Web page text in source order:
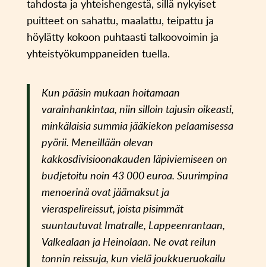
tahdosta ja yhteishengestä, sillä nykyiset
puitteet on sahattu, maalattu, teipattu ja
höylätty kokoon puhtaasti talkoovoimin ja
yhteistyökumppaneiden tuella.
Kun pääsin mukaan hoitamaan
varainhankintaa, niin silloin tajusin oikeasti,
minkälaisia summia jääkiekon pelaamisessa
pyörii. Meneillään olevan
kakkosdivisioonakauden läpiviemiseen on
budjetoitu noin 43 000 euroa. Suurimpina
menoerinä ovat jäämaksut ja
vieraspelireissut, joista pisimmät
suuntautuvat Imatralle, Lappeenrantaan,
Valkealaan ja Heinolaan. Ne ovat reilun
tonnin reissuja, kun vielä joukkueruokailu